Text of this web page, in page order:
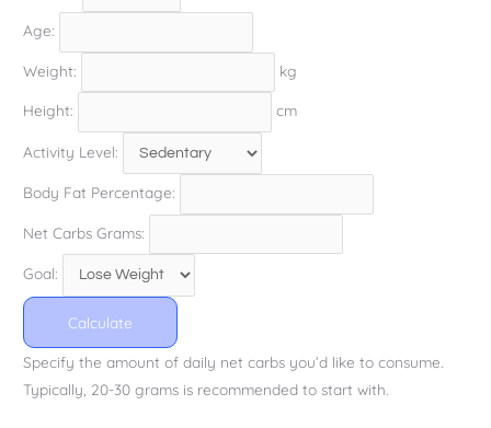
Age:
Weight: kg
Height: cm
Activity Level:
Body Fat Percentage:
Net Carbs Grams:
Goal:
Calculate
Specify the amount of daily net carbs you’d like to consume.
Typically, 20-30 grams is recommended to start with.